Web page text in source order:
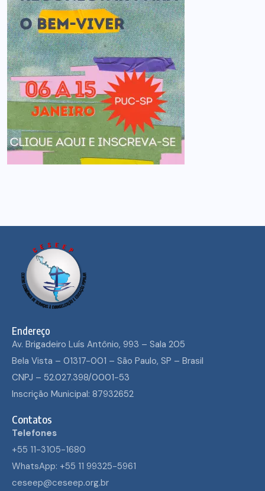
Endereço
Av. Brigadeiro Luís Antônio, 993 – Sala 205
Bela Vista – 01317-001 – São Paulo, SP – Brasil
CNPJ – 52.027.398/0001-53
Inscrição Municipal: 87932652
Contatos
Telefones
+55 11-3105-1680
WhatsApp: +55 11 99325-5961
ceseep@ceseep.org.br